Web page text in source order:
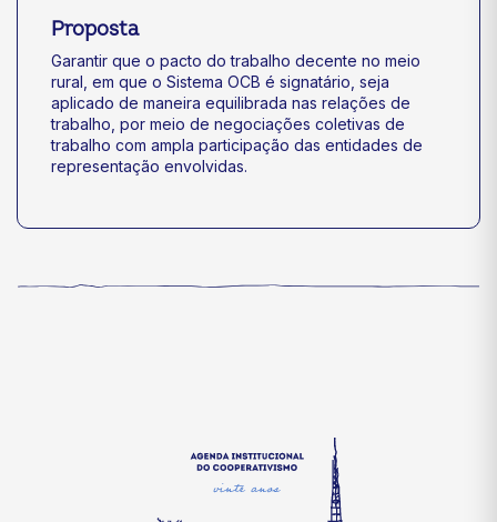
Proposta
Garantir que o pacto do trabalho decente no meio
rural, em que o Sistema OCB é signatário, seja
aplicado de maneira equilibrada nas relações de
trabalho, por meio de negociações coletivas de
trabalho com ampla participação das entidades de
representação envolvidas.